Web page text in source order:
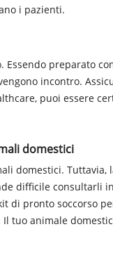
i pazienti.
Essendo preparato
incontro.
puoi essere
domestici
domestici. Tuttavia,
difficile consultarli
di pronto soccorso
tuo animale